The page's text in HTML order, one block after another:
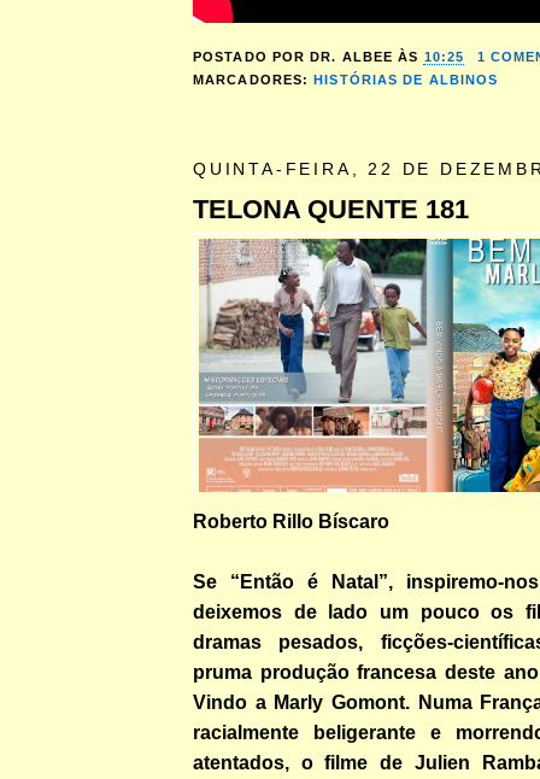
POSTADO PORDR. ALBEE ÀS 10:25
1
MARCADORES:HISTÓRIAS DE ALBINOS
QUINTA-FEIRA, 22 DE
TELONA QUENTE 181
Roberto Rillo Bíscaro
Se “Então é Natal”, inspiremo-
deixemos de lado um pouco os
dramas pesados, ficções-
pruma produção francesa deste
Vindo a Marly Gomont. Numa
racialmente beligerante e
atentados, o filme de Julien